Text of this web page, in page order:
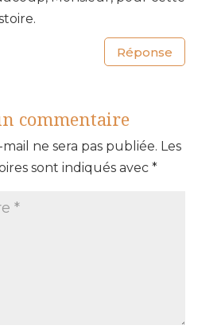
Réponse
commentaire
ne sera pas publiée. Les
sont indiqués avec *